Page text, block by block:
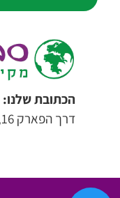
הכתובת שלנו:
דרך הפארק 16, נתניה